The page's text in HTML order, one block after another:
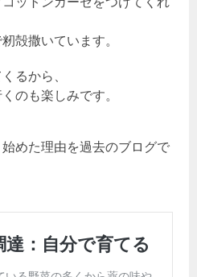
殻撒いています。
るから、
のも楽しみです。
めた理由を過去のブログで